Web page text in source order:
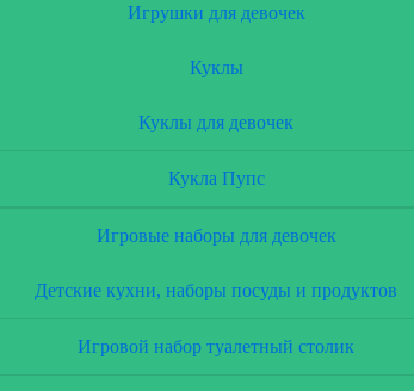
Игрушки для девочек
Куклы
Куклы для девочек
Кукла Пупс
Игровые наборы для девочек
Детские кухни, наборы посуды и продуктов
Игровой набор туалетный столик